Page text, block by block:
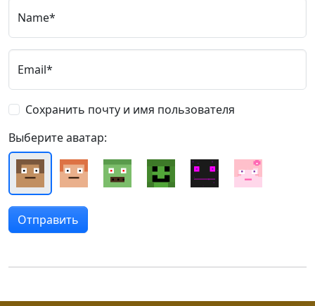
Name*
Email*
Сохранить почту и имя пользователя
Выберите аватар: